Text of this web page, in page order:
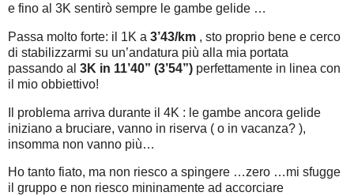
e fino al 3K sentirò sempre le gambe gelide …
Passa molto forte: il 1K a 3’43/km , sto proprio bene e cerco
di stabilizzarmi su un’andatura più alla mia portata
passando al 3K in 11’40” (3’54”) perfettamente in linea con
il mio obbiettivo!
Il problema arriva durante il 4K : le gambe ancora gelide
iniziano a bruciare, vanno in riserva ( o in vacanza? ),
insomma non vanno più…
Ho tanto fiato, ma non riesco a spingere …zero …mi sfugge
il gruppo e non riesco mininamente ad accorciare